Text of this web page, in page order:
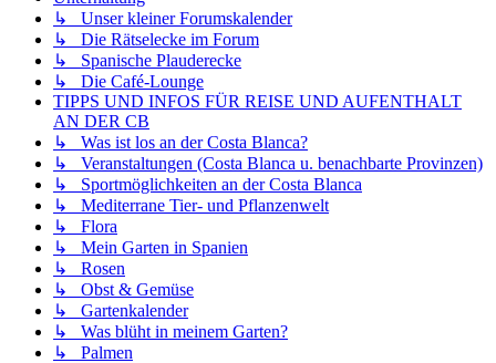
↳ Unser kleiner Forumskalender
↳ Die Rätselecke im Forum
↳ Spanische Plauderecke
↳ Die Café-Lounge
TIPPS UND INFOS FÜR REISE UND AUFENTHALT
AN DER CB
↳ Was ist los an der Costa Blanca?
↳ Veranstaltungen (Costa Blanca u. benachbarte Provinzen)
↳ Sportmöglichkeiten an der Costa Blanca
↳ Mediterrane Tier- und Pflanzenwelt
↳ Flora
↳ Mein Garten in Spanien
↳ Rosen
↳ Obst & Gemüse
↳ Gartenkalender
↳ Was blüht in meinem Garten?
↳ Palmen